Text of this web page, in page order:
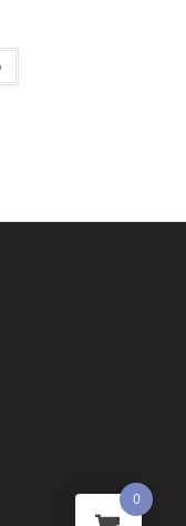
0